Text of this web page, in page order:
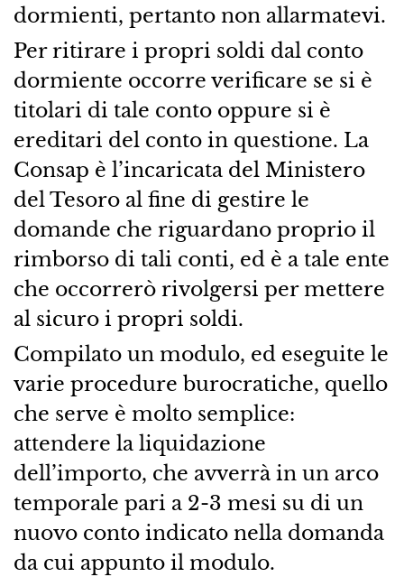
dormienti, pertanto non allarmatevi.
Per ritirare i propri soldi dal conto
dormiente occorre verificare se si è
titolari di tale conto oppure si è
ereditari del conto in questione. La
Consap è l’incaricata del Ministero
del Tesoro al fine di gestire le
domande che riguardano proprio il
rimborso di tali conti, ed è a tale ente
che occorrerò rivolgersi per mettere
al sicuro i propri soldi.
Compilato un modulo, ed eseguite le
varie procedure burocratiche, quello
che serve è molto semplice:
attendere la liquidazione
dell’importo, che avverrà in un arco
temporale pari a 2-3 mesi su di un
nuovo conto indicato nella domanda
da cui appunto il modulo.